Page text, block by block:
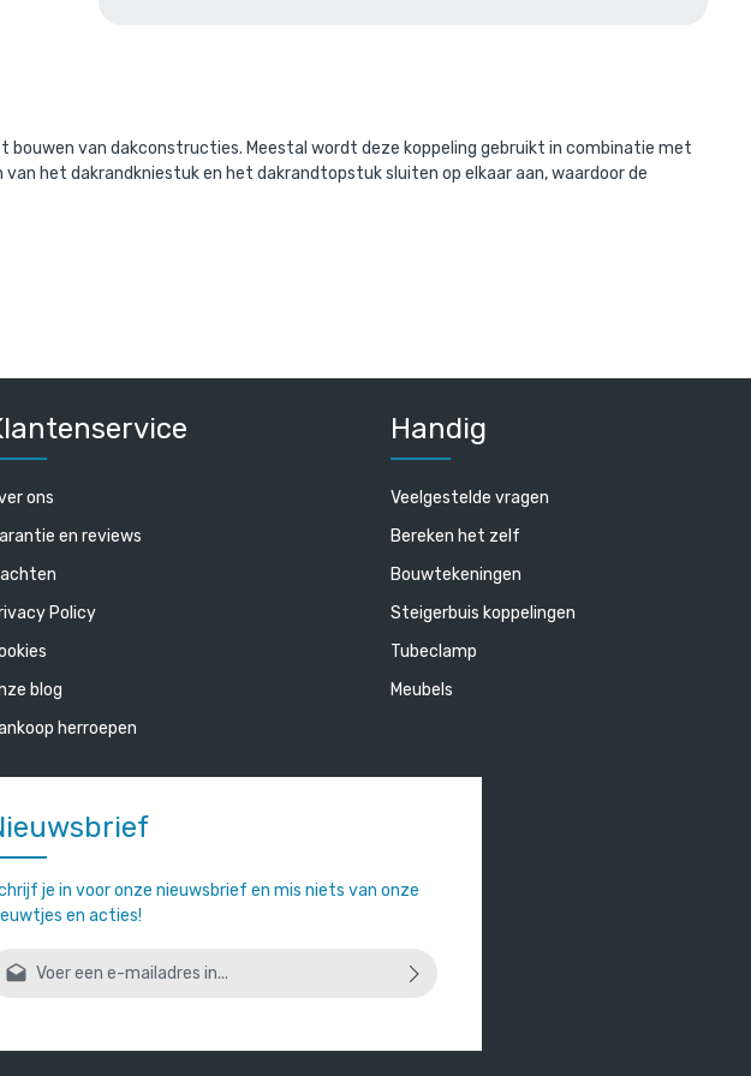
bouwen van dakconstructies. Meestal wordt deze koppeling gebruikt in combinatie met
het dakrandkniestuk en het dakrandtopstuk sluiten op elkaar aan, waardoor de
excl. BTW
je in voor onze nieuwsbrief en mis niets van onze
en acties!
mailadres*
ons
en reviews
Policy
blog
herroepen
Handig
Veelgestelde vragen
Bereken het zelf
Bouwtekeningen
Steigerbuis koppelingen
Tubeclamp
Meubels